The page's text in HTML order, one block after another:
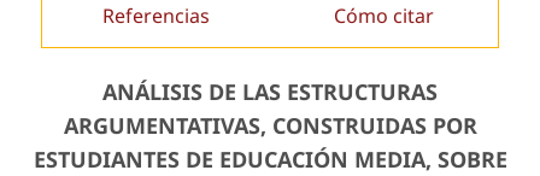
Referencias Cómo citar
ANÁLISIS DE LAS ESTRUCTURAS
ARGUMENTATIVAS, CONSTRUIDAS POR
ESTUDIANTES DE EDUCACIÓN MEDIA, SOBRE